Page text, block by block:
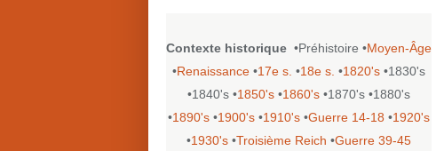
Contexte historique •Préhistoire •Moyen-Âge
•Renaissance •17e s. •18e s. •1820's •1830's
•1840's •1850's •1860's •1870's •1880's
•1890's •1900's •1910's •Guerre 14-18 •1920's
•1930's •Troisième Reich •Guerre 39-45